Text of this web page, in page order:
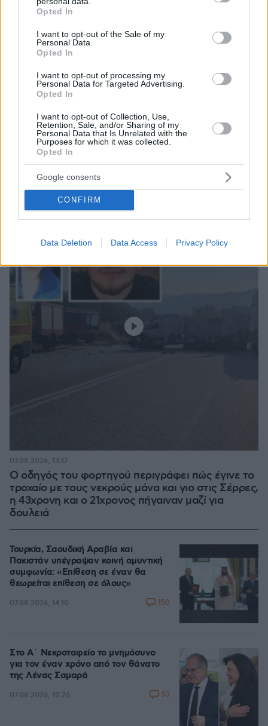
grant or deny consent to Google and its third-party tags to
use your data for below specified purposes in below Google
consent section.
Opted In
I want to opt-out of the Sale of my
Personal Data.
Opted In
I want to opt-out of processing my
Personal Data for Targeted Advertising.
Opted In
I want to opt-out of Collection, Use,
Retention, Sale, and/or Sharing of my
Personal Data that Is Unrelated with the
Purposes for which it was collected.
Opted In
Google consents
CONFIRM
Data Deletion Data Access Privacy Policy
«Δεν το πιστεύουμε», λένε οι Αμερικανοί που
υιοθέτησαν τον Αφγανό στη Λέσβο - Η αρχική
εκδοχή για το φονικό στην Κυψέλη και η σιωπή
στην απολογία
07.08.2026, 07:19
Ο οδηγός του φορτηγού περιγράφει πώς έγινε το
τροχαίο με τους νεκρούς μάνα και γιο στις Σέρρες,
η 43χρονη και ο 21χρονος πήγαιναν μαζί για
δουλειά
07.08.2026, 13:17
Τουρκία, Σαουδική Αραβία και
Πακιστάν υπέγραψαν κοινή αμυντική
συμφωνία: «Επίθεση σε έναν θα
θεωρείται επίθεση σε όλους»
07.08.2026, 14:10 150
Στο Α΄ Νεκροταφείο το μνημόσυνο
για τον έναν χρόνο από τον θάνατο
της Λένας Σαμαρά
07.08.2026, 10:26 53